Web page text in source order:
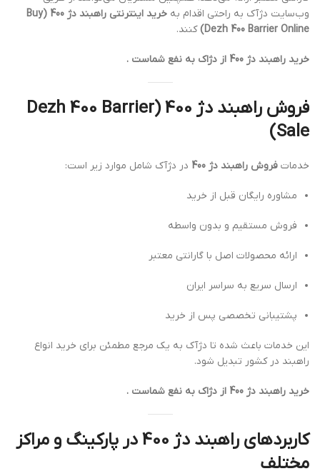
وب‌سایت دژآک به راحتی اقدام به
خرید اینترنتی راهبند دژ 400 (Buy
Dezh 400 Barrier Online) کنند.
خرید راهبند دژ 400 از دژاک به نفع شماست .
فروش راهبند دژ 400 (Dezh 400 Barrier
Sale)
خدمات فروش راهبند دژ 400 در دژآک شامل موارد زیر است:
مشاوره رایگان قبل از خرید
فروش مستقیم و بدون واسطه
ارائه محصولات اصل با گارانتی معتبر
ارسال سریع به سراسر ایران
پشتیبانی تخصصی پس از خرید
این خدمات باعث شده تا دژآک به یک مرجع مطمئن برای خرید انواع
راهبند در کشور تبدیل شود.
خرید راهبند دژ 400 از دژاک به نفع شماست .
کاربردهای راهبند دژ 400 در پارکینگ و مراکز
مختلف